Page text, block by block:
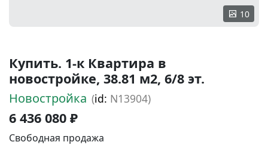
10
Купить. 1-к Квартира в
новостройке, 38.81 м2, 6/8 эт.
Новостройка (id: N13904)
6 436 080 ₽
Свободная продажа